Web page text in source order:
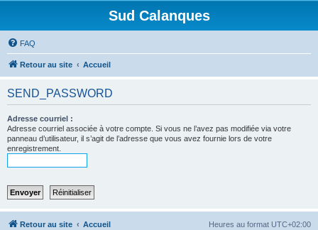
Sud Calanques
FAQ
Retour au site Accueil
SEND_PASSWORD
Adresse courriel :
Adresse courriel associée à votre compte. Si vous ne l’avez pas modifiée via votre
panneau d’utilisateur, il s’agit de l’adresse que vous avez fournie lors de votre
enregistrement.
Retour au site Accueil Heures au format UTC+02:00